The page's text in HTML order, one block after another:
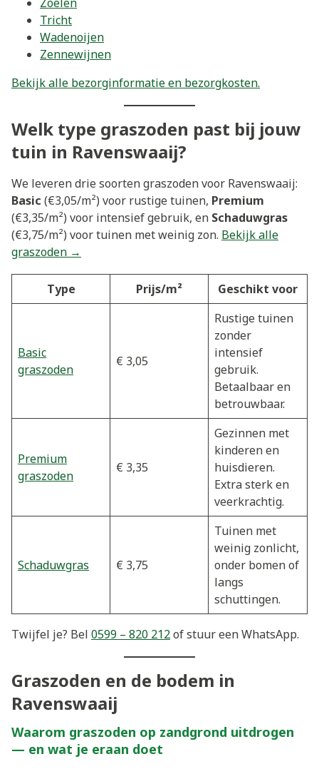
Tricht
Wadenoijen
Zennewijnen
Bekijk alle bezorginformatie en bezorgkosten.
Welk type graszoden past bij jouw
tuin in Ravenswaaij?
We leveren drie soorten graszoden voor Ravenswaaij:
Basic (€3,05/m²) voor rustige tuinen, Premium
(€3,35/m²) voor intensief gebruik, en Schaduwgras
(€3,75/m²) voor tuinen met weinig zon. Bekijk alle
graszoden →
Type Prijs/m² Geschikt voor
Basic
graszoden
€ 3,05
Rustige tuinen
zonder
intensief
gebruik.
Betaalbaar en
betrouwbaar.
Premium
graszoden
€ 3,35
Gezinnen met
kinderen en
huisdieren.
Extra sterk en
veerkrachtig.
Schaduwgras € 3,75
Tuinen met
weinig zonlicht,
onder bomen of
langs
schuttingen.
Twijfel je? Bel 0599 – 820 212of stuur een WhatsApp.
Graszoden en de bodem in
Ravenswaaij
Waarom graszoden op zandgrond uitdrogen
— en wat je eraan doet